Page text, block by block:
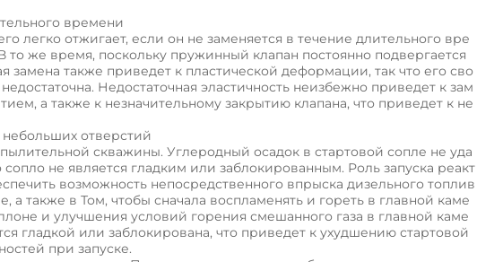
времени
легко отжигает, если он не заменяется в течение длительного вре
то же время, поскольку пружинный клапан постоянно подвергается
также приведет к пластической деформации, так что его сво
Недостаточная эластичность неизбежно приведет к зам
а также к незначительному закрытию клапана, что приведет к не
отверстий
скважины. Углеродный осадок в стартовой сопле не уда
не является гладким или заблокированным. Роль запуска реакт
возможность непосредственного впрыска дизельного топлив
также в Том, чтобы сначала воспламенять и гореть в главной каме
и улучшения условий горения смешанного газа в главной каме
гладкой или заблокирована, что приведет к ухудшению стартовой
при запуске.